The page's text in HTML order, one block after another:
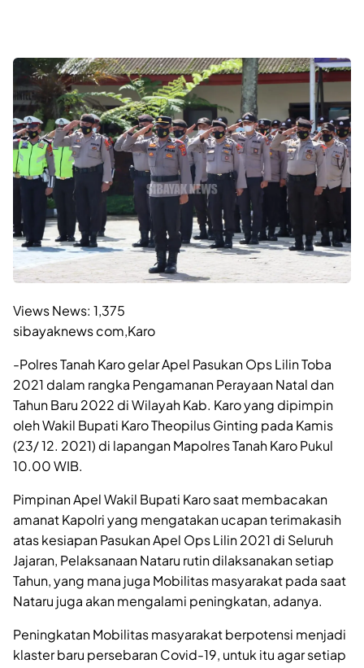
Views News: 1,375
sibayaknews com,Karo
-Polres Tanah Karo gelar Apel Pasukan Ops Lilin Toba
2021 dalam rangka Pengamanan Perayaan Natal dan
Tahun Baru 2022 di Wilayah Kab. Karo yang dipimpin
oleh Wakil Bupati Karo Theopilus Ginting pada Kamis
(23/ 12. 2021) di lapangan Mapolres Tanah Karo Pukul
10.00 WIB.
Pimpinan Apel Wakil Bupati Karo saat membacakan
amanat Kapolri yang mengatakan ucapan terimakasih
atas kesiapan Pasukan Apel Ops Lilin 2021 di Seluruh
Jajaran, Pelaksanaan Nataru rutin dilaksanakan setiap
Tahun, yang mana juga Mobilitas masyarakat pada saat
Nataru juga akan mengalami peningkatan, adanya.
Peningkatan Mobilitas masyarakat berpotensi menjadi
klaster baru persebaran Covid-19, untuk itu agar setiap